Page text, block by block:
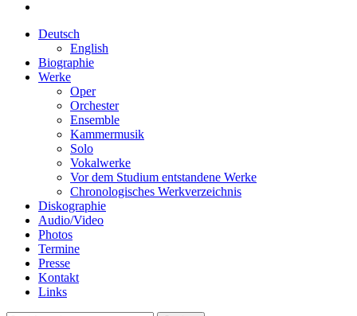
Deutsch
English
Biographie
Werke
Oper
Orchester
Ensemble
Kammermusik
Solo
Vokalwerke
Vor dem Studium entstandene Werke
Chronologisches Werkverzeichnis
Diskographie
Audio/Video
Photos
Termine
Presse
Kontakt
Links